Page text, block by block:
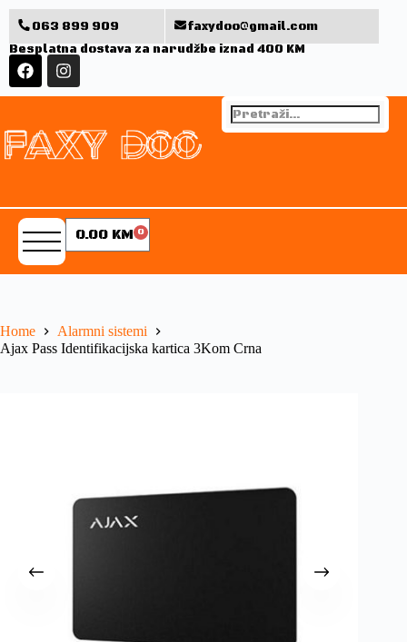
063 899 909
faxydoo@gmail.com
Besplatna dostava za narudžbe iznad 400 KM
0.00 KM 0
Home
Alarmni sistemi
Ajax Pass Identifikacijska kartica 3Kom Crna